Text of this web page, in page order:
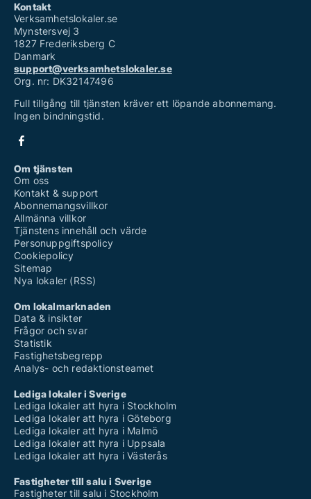
Kontakt
Verksamhetslokaler.se
Mynstersvej 3
1827 Frederiksberg C
Danmark
support@verksamhetslokaler.se
Org. nr: DK32147496
Full tillgång till tjänsten kräver ett löpande abonnemang.
Ingen bindningstid.
Om tjänsten
Om oss
Kontakt & support
Abonnemangsvillkor
Allmänna villkor
Tjänstens innehåll och värde
Personuppgiftspolicy
Cookiepolicy
Sitemap
Nya lokaler (RSS)
Om lokalmarknaden
Data & insikter
Frågor och svar
Statistik
Fastighetsbegrepp
Analys- och redaktionsteamet
Lediga lokaler i Sverige
Lediga lokaler att hyra i Stockholm
Lediga lokaler att hyra i Göteborg
Lediga lokaler att hyra i Malmö
Lediga lokaler att hyra i Uppsala
Lediga lokaler att hyra i Västerås
Fastigheter till salu i Sverige
Fastigheter till salu i Stockholm